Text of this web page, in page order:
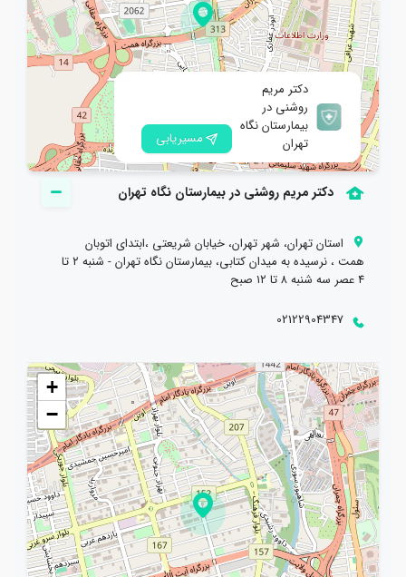
دکتر مریم
روشنی در
بیمارستان نگاه
تهران
مسیریابی
دکتر مریم روشنی در بیمارستان نگاه تهران
استان تهران، شهر تهران، خیابان شریعتی ،ابتدای اتوبان
همت ، نرسیده به میدان کتابی، بیمارستان نگاه تهران - شنبه ۲ تا
۴ عصر سه شنبه ۸ تا ۱۲ صبح
02122904347
+
−